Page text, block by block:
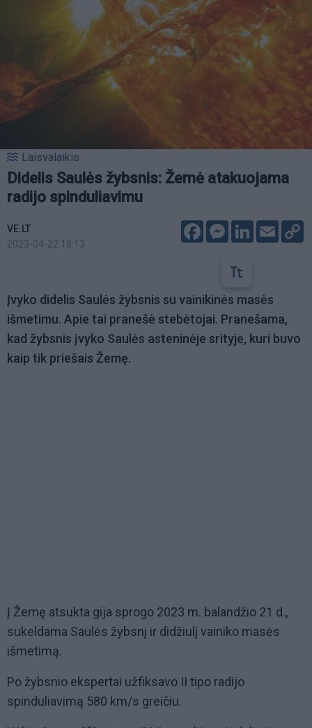
Laisvalaikis
Didelis Saulės žybsnis: Žemė atakuojama
radijo spinduliavimu
VE.LT
2023-04-22 18:13
FacebookMessenger
LinkedIn
Email
Įvyko didelis Saulės žybsnis su vainikinės masės
išmetimu. Apie tai pranešė stebėtojai. Pranešama,
kad žybsnis įvyko Saulės asteninėje srityje, kuri buvo
kaip tik priešais Žemę.
Į Žemę atsukta gija sprogo 2023 m. balandžio 21 d.,
sukeldama Saulės žybsnį ir didžiulį vainiko masės
išmetimą.
Po žybsnio ekspertai užfiksavo II tipo radijo
spinduliavimą 580 km/s greičiu.